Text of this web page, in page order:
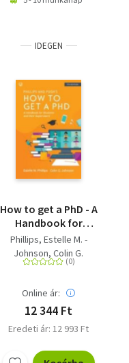
IDEGEN
How to get a PhD - A
Handbook for
Students and Their
Supervisors
Phillips, Estelle M. -
Johnson, Colin G.
Online ár:
12 344 Ft
Eredeti ár: 12 993 Ft